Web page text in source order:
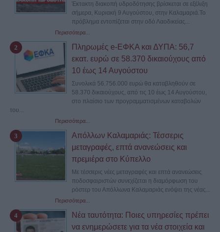
Έκτακτη διακοπή υδροδότησης βρίσκεται σε εξέλιξη
σήμερα, Κυριακή 9 Αυγούστου, στην Καλαμαριά.Το
πρόβλημα εντοπίζεται στην οδό Λαοδικείας...
Περισσότερα...
Πληρωμές e-ΕΦΚΑ και ΔΥΠΑ: 56,7
εκατ. ευρώ σε 58.370 δικαιούχους από
10 έως 14 Αυγούστου
Συνολικά 56.756.000 ευρώ θα καταβληθούν σε
58.370 δικαιούχους, από τις 10 έως 14 Αυγούστου,
στο πλαίσιο των προγραμματισμένων καταβολών
του...
Περισσότερα...
Απόλλων Καλαμαριάς: Τέσσερις
μεταγραφές, επτά ανανεώσεις και
πρεμιέρα στο Κύπελλο
Με τέσσερις νέες μεταγραφές και επτά ανανεώσεις
ποδοσφαιριστών συνεχίζεται η διαμόρφωση του
ρόστερ του Απόλλωνα Καλαμαριάς ενόψει της νέας...
Περισσότερα...
Νέα ταυτότητα: Ποιες υπηρεσίες πρέπει
να ενημερώσετε για τα νέα στοιχεία και